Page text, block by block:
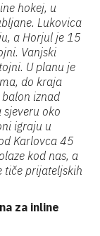
hokej, u
Lukovica
a Horjul je 15
Vanjski
U planu je
do kraja
iznad
oko
igraju u
Karlovca 45
kod nas, a
tiče prijateljskih
za inline